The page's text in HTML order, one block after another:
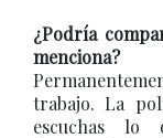
¿Podría
menciona?
trabajo. La
escuchas lo